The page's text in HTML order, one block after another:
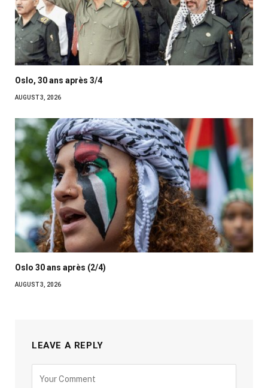
Oslo, 30 ans après 3/4
AUGUST 3, 2026
Oslo 30 ans après (2/4)
AUGUST 3, 2026
LEAVE A REPLY